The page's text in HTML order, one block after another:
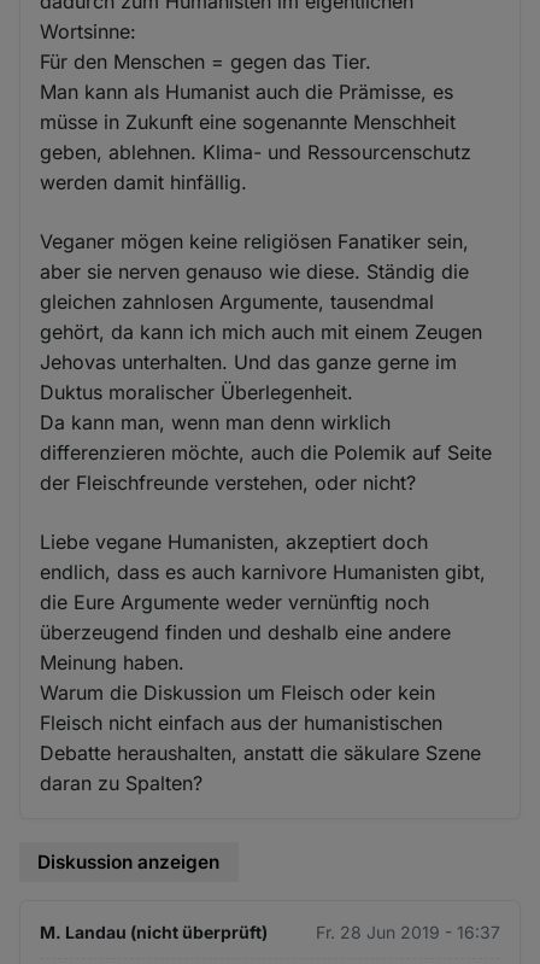
Wortsinne:
Für den Menschen = gegen das Tier.
Man kann als Humanist auch die Prämisse, es
müsse in Zukunft eine sogenannte Menschheit
geben, ablehnen. Klima- und Ressourcenschutz
werden damit hinfällig.
Veganer mögen keine religiösen Fanatiker sein,
aber sie nerven genauso wie diese. Ständig die
gleichen zahnlosen Argumente, tausendmal
gehört, da kann ich mich auch mit einem Zeugen
Jehovas unterhalten. Und das ganze gerne im
Duktus moralischer Überlegenheit.
Da kann man, wenn man denn wirklich
differenzieren möchte, auch die Polemik auf Seite
der Fleischfreunde verstehen, oder nicht?
Liebe vegane Humanisten, akzeptiert doch
endlich, dass es auch karnivore Humanisten gibt,
die Eure Argumente weder vernünftig noch
überzeugend finden und deshalb eine andere
Meinung haben.
Warum die Diskussion um Fleisch oder kein
Fleisch nicht einfach aus der humanistischen
Debatte heraushalten, anstatt die säkulare Szene
daran zu Spalten?
Diskussion anzeigen
M. Landau (nicht überprüft) Fr. 28 Jun 2019 - 16:37